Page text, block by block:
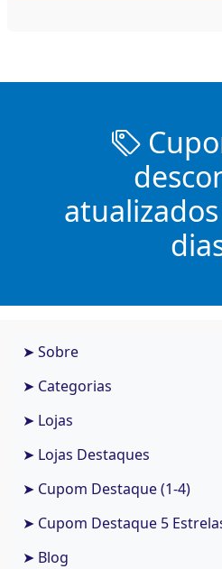
➤ Sobre
➤ Categorias
➤ Lojas
➤ Lojas Destaques
➤ Cupom Destaque (1-4)
➤ Cupom Destaque 5
➤ Blog